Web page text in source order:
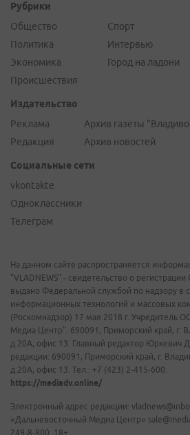
Рубрики
Общество
Политика
Экономика
Происшествия
Спорт
Интервью
Город на ладони
Издательство
Реклама
Редакция
Архив газеты
Архив новостей
Социальные сети
vkontakte
Одноклассники
Телеграм
На данном сайте распространяется
"VLADNEWS" - свидетельство о
выдано Федеральной службой по надзору в
информационных технологий и массовых
(Роскомнадзор) 17 мая 2018 г. Учредитель
Медиа Центр". 690091, Приморский край, г.
д.20А, офис 13. Главный редактор Юркевич
редакции: 690091, Приморский край, г.
д.20А, офис 13. Тел.: +7 (423) 2-415-600.
https://mediadv.online/
Электронный адрес редакции:
«Дальневосточный Медиа Центр»
249-8-800. 18+